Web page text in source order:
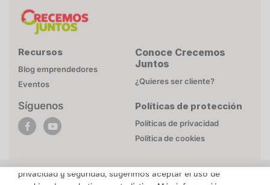
Recursos
Blog emprendedores
Eventos
Síguenos
Conoce Crecemos
Juntos
¿Quieres ser cliente?
Políticas de protección
Políticas de privacidad
Política de cookies
POLÍTICA DE COOKIES
Esta página web utiliza cookies necesarias para su
privacidad y seguridad, sugerimos aceptar el uso de